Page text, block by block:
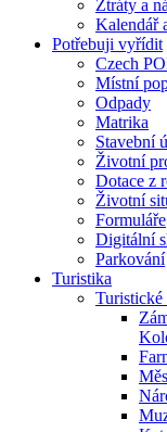
Ztráty a
Kalendář
Potřebuji vyřídit
Czech
Místní
Odpady
Matrika
Stavební
Životní
Dotace z
Životní
Formuláře
Digitální
Parkování
Turistika
Turistické